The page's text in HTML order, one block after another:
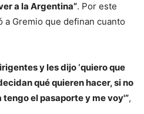
a la Argentina”. Por este
Gremio que definan cuanto
y les dijo ‘quiero que
qué quieren hacer, si no
el pasaporte y me voy'”,